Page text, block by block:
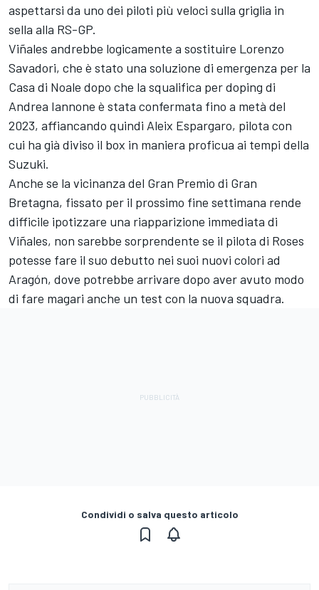
aspettarsi da uno dei piloti più veloci sulla griglia in
sella alla RS-GP.
Viñales andrebbe logicamente a sostituire Lorenzo
Savadori, che è stato una soluzione di emergenza per la
Casa di Noale dopo che la squalifica per doping di
Andrea Iannone è stata confermata fino a metà del
2023, affiancando quindi Aleix Espargaro, pilota con
cui ha già diviso il box in maniera proficua ai tempi della
Suzuki.
Anche se la vicinanza del Gran Premio di Gran
Bretagna, fissato per il prossimo fine settimana rende
difficile ipotizzare una riapparizione immediata di
Viñales, non sarebbe sorprendente se il pilota di Roses
potesse fare il suo debutto nei suoi nuovi colori ad
Aragón, dove potrebbe arrivare dopo aver avuto modo
di fare magari anche un test con la nuova squadra.
Condividi o salva questo articolo